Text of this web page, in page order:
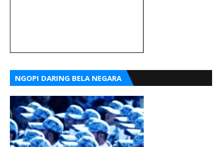
NGOPI DARING BELA NEGARA